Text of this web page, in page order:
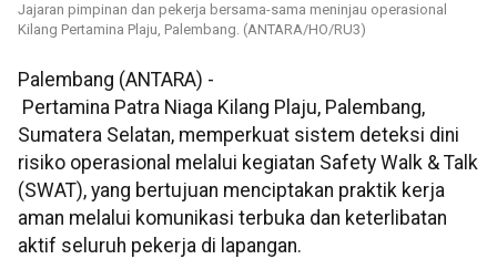
Jajaran pimpinan dan pekerja bersama-sama meninjau operasional
Kilang Pertamina Plaju, Palembang. (ANTARA/HO/RU3)
Palembang (ANTARA) -
Pertamina Patra Niaga Kilang Plaju, Palembang,
Sumatera Selatan, memperkuat sistem deteksi dini
risiko operasional melalui kegiatan Safety Walk & Talk
(SWAT), yang bertujuan menciptakan praktik kerja
aman melalui komunikasi terbuka dan keterlibatan
aktif seluruh pekerja di lapangan.